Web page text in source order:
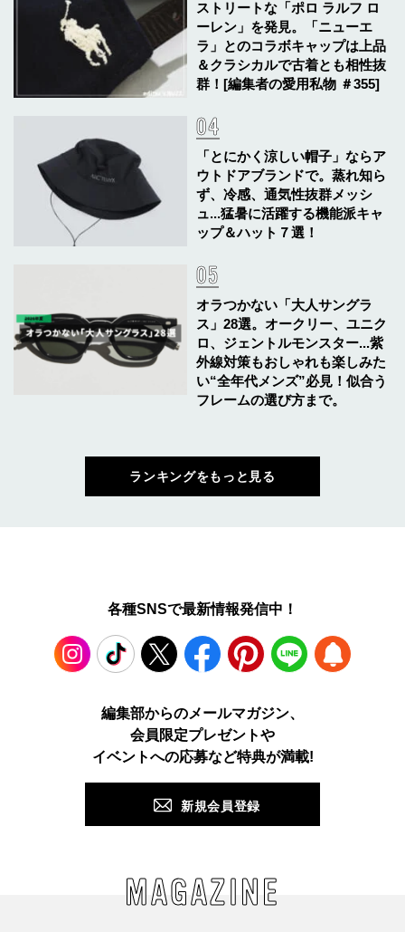
ストリートな「ポロ ラルフ ロ
ーレン」を発見。「ニューエ
ラ」とのコラボキャップは上品
＆クラシカルで古着とも相性抜
群！[編集者の愛用私物 ＃355]
「とにかく涼しい帽子」ならア
ウトドアブランドで。蒸れ知ら
ず、冷感、通気性抜群メッシ
ュ...猛暑に活躍する機能派キャ
ップ＆ハット７選！
オラつかない「大人サングラ
ス」28選。オークリー、ユニク
ロ、ジェントルモンスター...紫
外線対策もおしゃれも楽しみた
い“全年代メンズ”必見！似合う
フレームの選び方まで。
ランキングをもっと見る
各種SNSで最新情報発信中！
TikTok Facebook Pinterest LINE
編集部からのメールマガジン、
会員限定プレゼントや
イベントへの応募など特典が満載!
新規会員登録
MAGAZINE